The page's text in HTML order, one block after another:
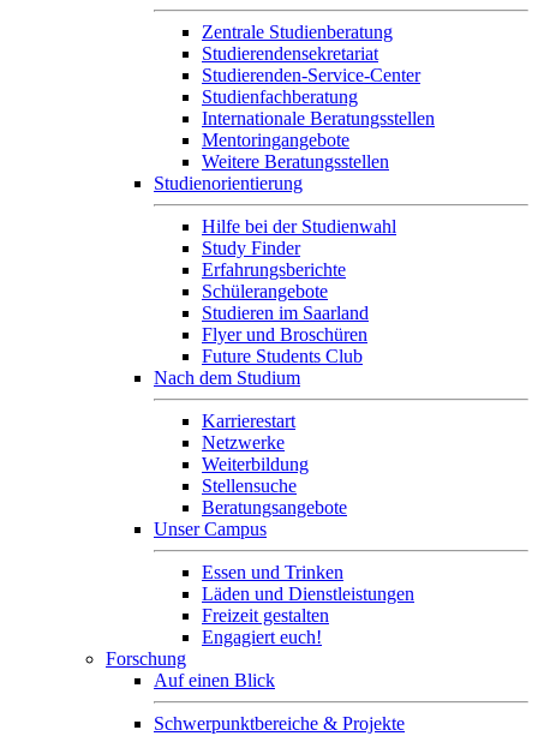
Zentrale Studienberatung
Studierendensekretariat
Studierenden-Service-Center
Studienfachberatung
Internationale Beratungsstellen
Mentoringangebote
Weitere Beratungsstellen
Studienorientierung
Hilfe bei der Studienwahl
Study Finder
Erfahrungsberichte
Schülerangebote
Studieren im Saarland
Flyer und Broschüren
Future Students Club
Nach dem Studium
Karrierestart
Netzwerke
Weiterbildung
Stellensuche
Beratungsangebote
Unser Campus
Essen und Trinken
Läden und Dienstleistungen
Freizeit gestalten
Engagiert euch!
Forschung
Auf einen Blick
Schwerpunktbereiche & Projekte